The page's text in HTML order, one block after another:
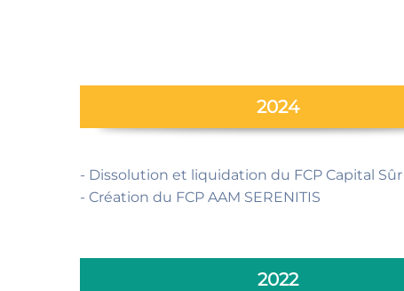
2024
- Dissolution et liquidation du FCP Capital Sûr
- Création du FCP AAM SERENITIS
2022